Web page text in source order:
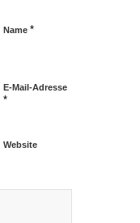
Name *
E-Mail-Adresse
*
Website